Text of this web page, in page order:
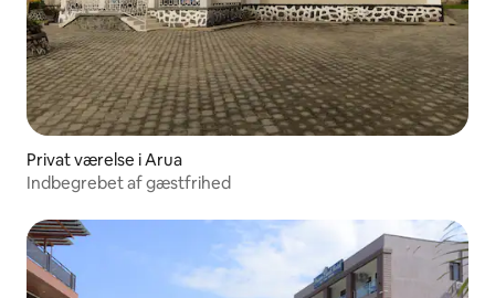
Privat værelse i Arua
Indbegrebet af gæstfrihed